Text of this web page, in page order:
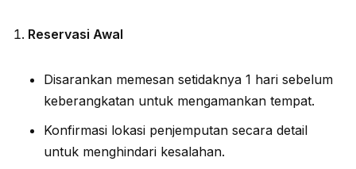
Reservasi Awal
Disarankan memesan setidaknya 1 hari sebelum
keberangkatan untuk mengamankan tempat.
Konfirmasi lokasi penjemputan secara detail
untuk menghindari kesalahan.